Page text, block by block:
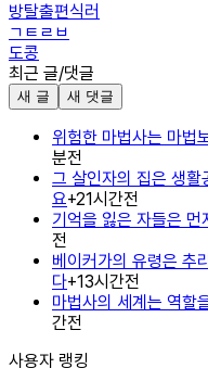
방탈출편식러
ㄱㅌㄹㅂ
도콩
최근 글/댓글
새 글 새 댓글
위험한 마법사는 마법
분전
그 살인자의 집은 생
요+21시간전
기억을 잃은 자들은
전
베이커가의 유령은 추
다+13시간전
마법사의 세계는 역할
간전
사용자 랭킹